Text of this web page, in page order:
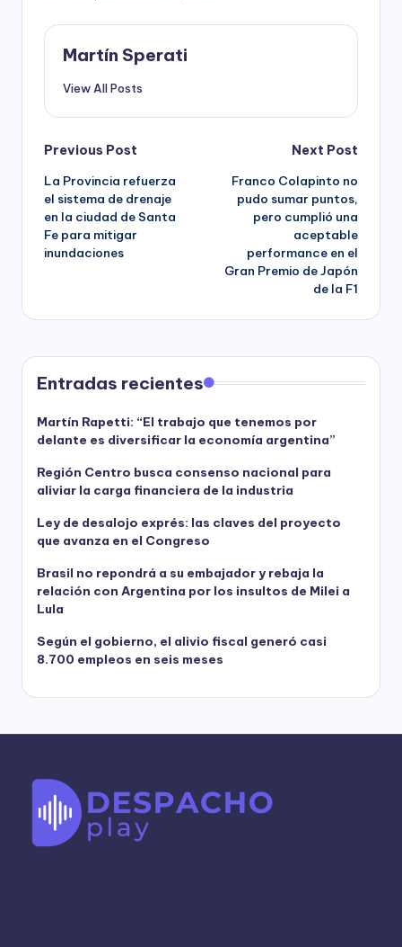
Martín Sperati
View All Posts
Post
navigation
Previous Post
La Provincia refuerza
el sistema de drenaje
en la ciudad de Santa
Fe para mitigar
inundaciones
Next Post
Franco Colapinto no
pudo sumar puntos,
pero cumplió una
aceptable
performance en el
Gran Premio de Japón
de la F1
Entradas recientes
Martín Rapetti: “El trabajo que tenemos por
delante es diversificar la economía argentina”
Región Centro busca consenso nacional para
aliviar la carga financiera de la industria
Ley de desalojo exprés: las claves del proyecto
que avanza en el Congreso
Brasil no repondrá a su embajador y rebaja la
relación con Argentina por los insultos de Milei a
Lula
Según el gobierno, el alivio fiscal generó casi
8.700 empleos en seis meses